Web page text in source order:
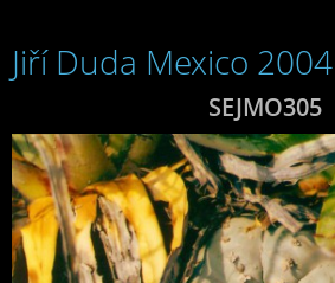
Jiří Duda Mexico 2004
SEJMO305